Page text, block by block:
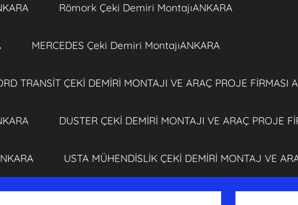
Römork Çeki Demiri MontajıANKARA
MERCEDES Çeki Demiri MontajıANKARA
TRANSİT ÇEKİ DEMİRİ MONTAJI VE ARAÇ PROJE FİRMASI
DUSTER ÇEKİ DEMİRİ MONTAJI VE ARAÇ PROJE
USTA MÜHENDİSLİK ÇEKİ DEMİRİ MONTAJ VE